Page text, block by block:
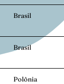
Brasil
Brasil
Polônia